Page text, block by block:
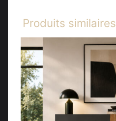
Produits similaires